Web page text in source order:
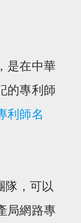
是在中華
的專利師
利師名
隊，可以
局網路專